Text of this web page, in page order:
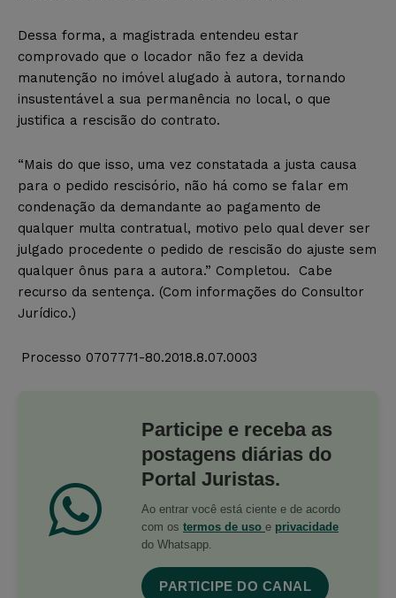
Dessa forma, a magistrada entendeu estar
comprovado que o locador não fez a devida
manutenção no imóvel alugado à autora, tornando
insustentável a sua permanência no local, o que
justifica a rescisão do contrato.
“Mais do que isso, uma vez constatada a justa causa
para o pedido rescisório, não há como se falar em
condenação da demandante ao pagamento de
qualquer multa contratual, motivo pelo qual dever ser
julgado procedente o pedido de rescisão do ajuste sem
qualquer ônus para a autora.” Completou. Cabe
recurso da sentença. (Com informações do Consultor
Jurídico.)
Processo 0707771-80.2018.8.07.0003
Participe e receba as
postagens diárias do
Portal Juristas.
Ao entrar você está ciente e de acordo
com os termos de uso e privacidade
do Whatsapp.
PARTICIPE DO CANAL